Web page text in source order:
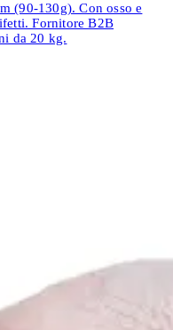
(90-130g). Con osso e
Fornitore B2B
da 20 kg.